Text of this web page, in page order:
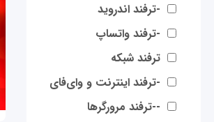
-ترفند اندروید
-ترفند واتساپ
ترفند شبکه
-ترفند اینترنت و وای‌فای
--ترفند مرورگرها